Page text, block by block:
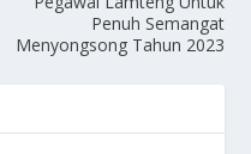
Penuh Semangat
Menyongsong Tahun 2023